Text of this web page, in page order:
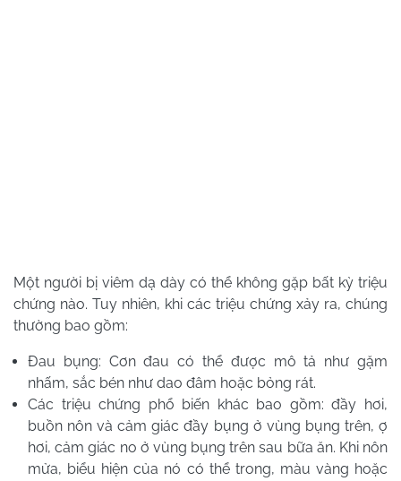
Một người bị viêm dạ dày có thể không gặp bất kỳ triệu
chứng nào. Tuy nhiên, khi các triệu chứng xảy ra, chúng
thường bao gồm:
Đau bụng: Cơn đau có thể được mô tả như gặm
nhấm, sắc bén như dao đâm hoặc bỏng rát.
Các triệu chứng phổ biến khác bao gồm: đầy hơi,
buồn nôn và cảm giác đầy bụng ở vùng bụng trên, ợ
hơi, cảm giác no ở vùng bụng trên sau bữa ăn. Khi nôn
mửa, biểu hiện của nó có thể trong, màu vàng hoặc